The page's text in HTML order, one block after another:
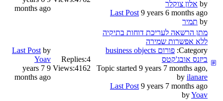
by אלון צוקלר
Last Post 9 years 6 months ago
by תמיר
months ago
מתן הרשאה לעריכת דוחות בתיקיה
ללא אפשרות שמירה
Category:
פורום business objects
ביזנס אובג'קטס
Topic started 9 years 7 months ago,
by ilanare
Last Post 9 years 7 months ago
byYoav
Replies:4
Views:4162
Last Post by
Yoav
9 years 7
months ago